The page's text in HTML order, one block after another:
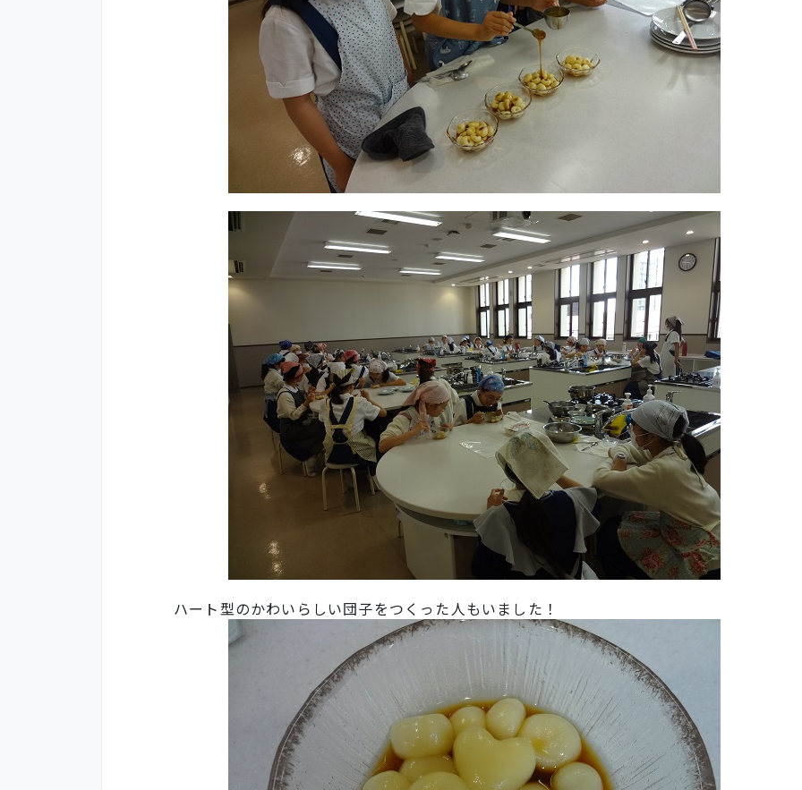
ハート型のかわいらしい団子をつくった人もいました！